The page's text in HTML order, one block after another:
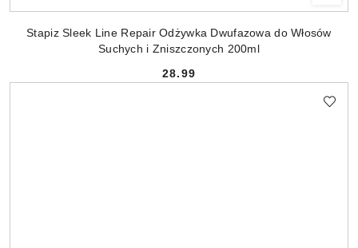
Stapiz Sleek Line Repair Odżywka Dwufazowa do Włosów
Suchych i Zniszczonych 200ml
Cena:
28.99